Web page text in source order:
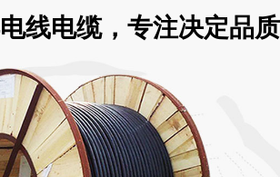
线电缆，专注决定品质